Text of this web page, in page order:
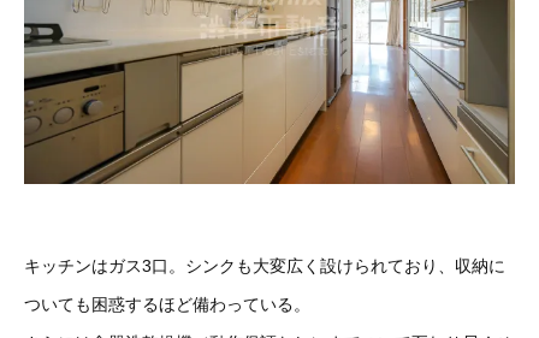
キッチンはガス3口。シンクも大変広く設けられており、収納に
ついても困惑するほど備わっている。